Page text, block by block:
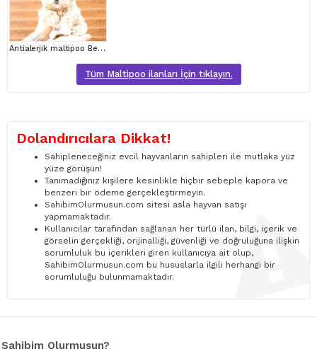
Antialerjik maltipoo Bebeklerim
Tüm Maltipoo ilanları İçin tıklayın.
Dolandırıcılara Dikkat!
Sahipleneceğiniz evcil hayvanların sahipleri ile mutlaka yüz
yüze görüşün!
Tanımadığınız kişilere kesinlikle hiçbir sebeple kapora ve
benzeri bir ödeme gerçekleştirmeyin.
SahibimOlurmusun.com sitesi asla hayvan satışı
yapmamaktadır.
Kullanıcılar tarafından sağlanan her türlü ilan, bilgi, içerik ve
görselin gerçekliği, orijinalliği, güvenliği ve doğruluğuna ilişkin
sorumluluk bu içerikleri giren kullanıcıya ait olup,
SahibimOlurmusun.com bu hususlarla ilgili herhangi bir
sorumluluğu bulunmamaktadır.
Sahibim Olurmusun?